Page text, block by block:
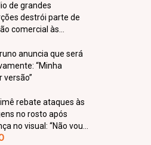
de grandes
destrói parte de
comercial às
da SP-425, em
anuncia que será
“Minha
versão”
rebate ataques às
no rosto após
no visual: “Não vou